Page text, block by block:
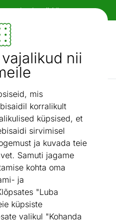
nii
mis
korralikult
küpsised, et
sirvimisel
ja kuvada teie
Samuti jagame
kohta oma
ja
"Luba
küpsiste
valikul "Kohanda
makseviisid!
AI otsing